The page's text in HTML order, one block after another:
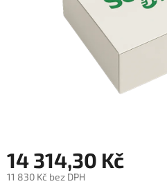
14 314,30 Kč
11 830 Kč bez DPH